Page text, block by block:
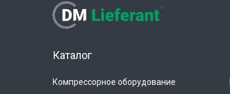
Каталог
Компрессорное оборудование